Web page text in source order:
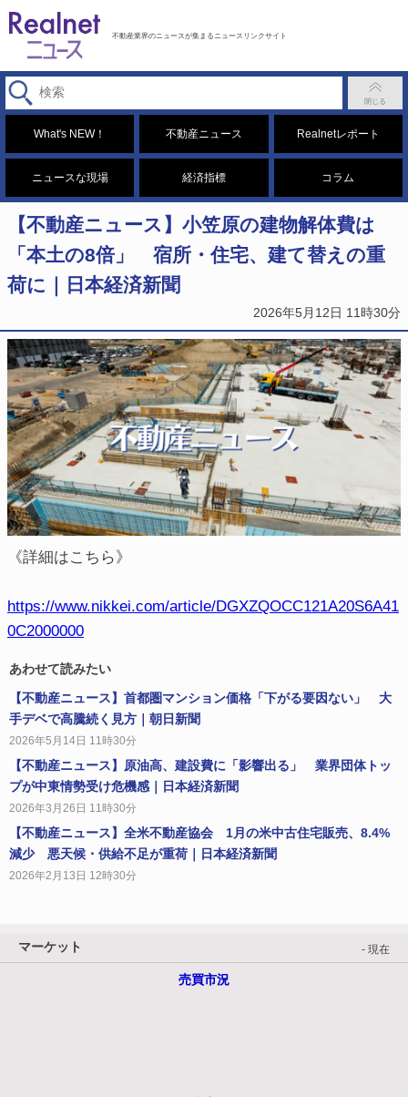
不動産業界のニュースが集まるニュースリンクサイト
What's NEW！ 不動産ニュース Realnetレポート
ニュースな現場 経済指標 コラム
【不動産ニュース】小笠原の建物解体費は
「本土の8倍」 宿所・住宅、建て替えの重
荷に｜日本経済新聞
2026年5月12日 11時30分
《詳細はこちら》
https://www.nikkei.com/article/DGXZQOCC121A20S6A41
0C2000000
あわせて読みたい
【不動産ニュース】首都圏マンション価格「下がる要因ない」 大
手デベで高騰続く見方｜朝日新聞
2026年5月14日 11時30分
【不動産ニュース】原油高、建設費に「影響出る」 業界団体トッ
プが中東情勢受け危機感｜日本経済新聞
2026年3月26日 11時30分
【不動産ニュース】全米不動産協会 1月の米中古住宅販売、8.4%
減少 悪天候・供給不足が重荷｜日本経済新聞
2026年2月13日 12時30分
マーケット - 現在
売買市況